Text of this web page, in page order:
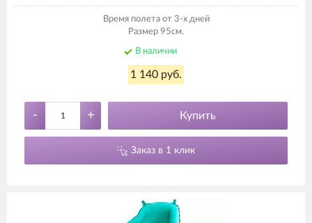
Время полета от 3-х дней
Размер 95см.
В наличии
1 140 руб.
- + Купить
Заказ в 1 клик